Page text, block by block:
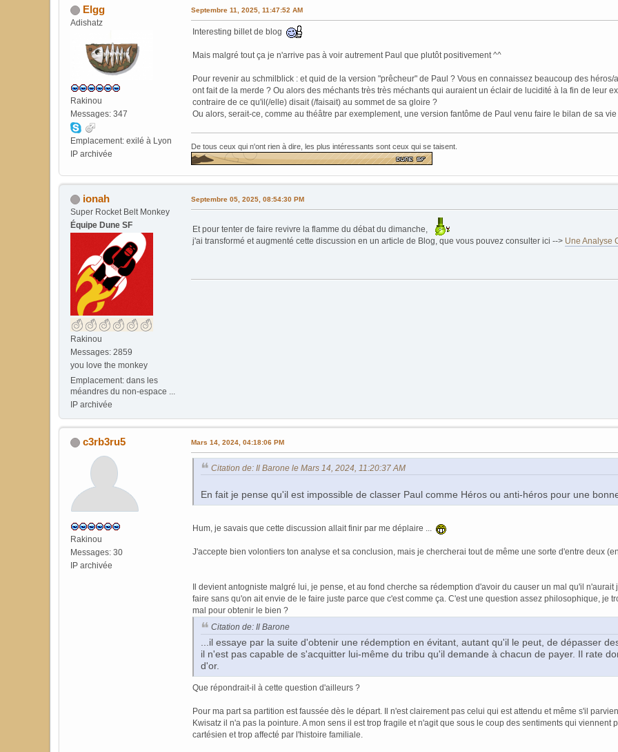
Elgg
Adishatz
Rakinou
Messages: 347
Emplacement: exilé à Lyon
IP archivée
Septembre 11, 2025, 11:47:52 AM
Interesting billet de blog
Mais malgré tout ça je n'arrive pas à voir autrement Paul que plutôt positivement ^^
Pour revenir au schmilblick : et quid de la version "prêcheur" de Paul ? Vous en connaissez beaucoup des
ont fait de la merde ? Ou alors des méchants très très méchants qui auraient un éclair de lucidité à la fin de leur
contraire de ce qu'il(/elle) disait (/faisait) au sommet de sa gloire ?
Ou alors, serait-ce, comme au théâtre par exemplement, une version fantôme de Paul venu faire le bilan de sa vie
De tous ceux qui n'ont rien à dire, les plus intéressants sont ceux qui se taisent.
ionah
Super Rocket Belt Monkey
Équipe Dune SF
Rakinou
Messages: 2859
you love the monkey
Emplacement: dans les
méandres du non-espace ...
IP archivée
Septembre 05, 2025, 08:54:30 PM
Et pour tenter de faire revivre la flamme du débat du dimanche,
j'ai transformé et augmenté cette discussion en un article de Blog, que vous pouvez consulter ici --> Une Analyse
c3rb3ru5
Rakinou
Messages: 30
IP archivée
Mars 14, 2024, 04:18:06 PM
Citation de: Il Barone le Mars 14, 2024, 11:20:37 AM
En fait je pense qu'il est impossible de classer Paul comme Héros ou anti-héros pour une
Hum, je savais que cette discussion allait finir par me déplaire ...
J'accepte bien volontiers ton analyse et sa conclusion, mais je chercherai tout de même une sorte d'entre deux
Il devient antogniste malgré lui, je pense, et au fond cherche sa rédemption d'avoir du causer un mal qu'il
faire sans qu'on ait envie de le faire juste parce que c'est comme ça. C'est une question assez philosophique, je
mal pour obtenir le bien ?
Citation de: Il Barone
...il essaye par la suite d'obtenir une rédemption en évitant, autant qu'il le peut, de dépasser
il n'est pas capable de s'acquitter lui-même du tribu qu'il demande à chacun de payer. Il rate
d'or.
Que répondrait-il à cette question d'ailleurs ?
Pour ma part sa partition est faussée dès le départ. Il n'est clairement pas celui qui est attendu et même s'il
Kwisatz il n'a pas la pointure. A mon sens il est trop fragile et n'agit que sous le coup des sentiments qui
cartésien et trop affecté par l'histoire familiale.